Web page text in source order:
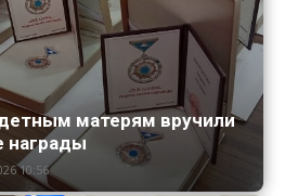
матерям вручили
награды
10:56